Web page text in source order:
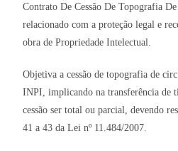
Contrato De Cessão De Topografia
relacionado com a proteção legal e
obra de Propriedade Intelectual.
Objetiva a cessão de topografia de
INPI, implicando na transferência de
cessão ser total ou parcial, devendo
41 a 43 da Lei nº 11.484/2007.